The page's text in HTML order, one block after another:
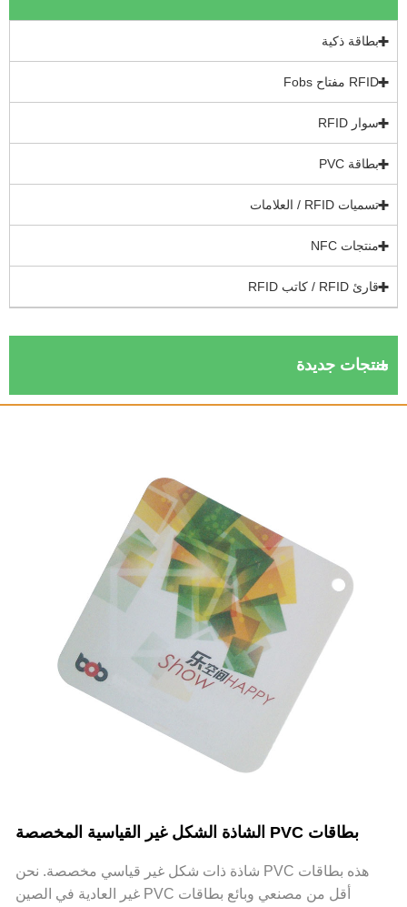
بطاقة ذكية
RFID مفتاح Fobs
سوار RFID
بطاقة PVC
تسميات RFID / العلامات
منتجات NFC
قارئ RFID / كاتب RFID
جديدة
بطاقات PVC الشاذة الشكل غير القياسية المخصصة
هذه بطاقات PVC شاذة ذات شكل غير قياسي مخصصة. نحن
أقل من مصنعي وبائع بطاقات PVC غير العادية في الصين